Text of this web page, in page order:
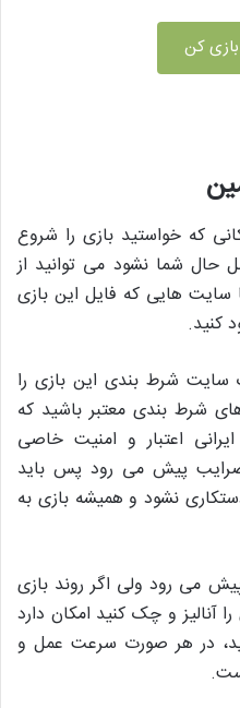
کن
که خواستید بازی را شروع
حال شما نشود می توانید از
هایی که فایل این بازی
کنید.
شرط بندی این بازی را
شرط بندی معتبر باشید که
اعتبار و امنیت خاصی
ضرایب پیش می رود پس باید
نشود و همیشه بازی به
می رود ولی اگر روند بازی
آنالیز و چک کنید امکان دارد
در هر صورت سرعت عمل و